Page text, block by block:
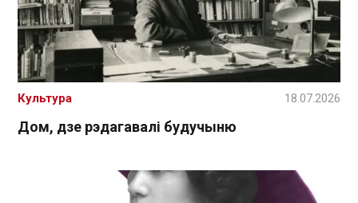
Дом, дзе рэдагавалі будучыню
Культура 18.07.2026